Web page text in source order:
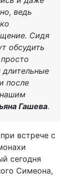
ведь
Сидя
обсудить
длительные
после
Гашева.
встрече с
сегодня
Симеона,